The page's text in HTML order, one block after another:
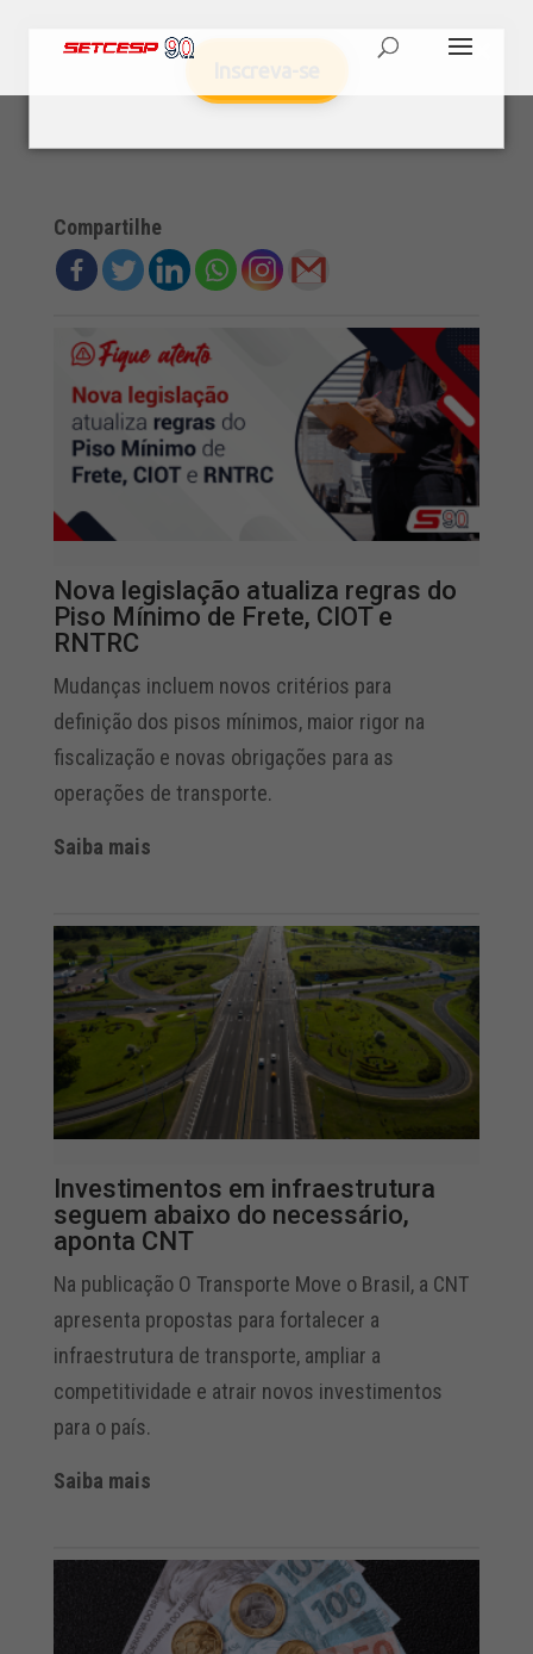
Compartilhe
Nova legislação atualiza regras do
Piso Mínimo de Frete, CIOT e
RNTRC
Mudanças incluem novos critérios para
definição dos pisos mínimos, maior rigor na
fiscalização e novas obrigações para as
operações de transporte.
Saiba mais
Investimentos em infraestrutura
seguem abaixo do necessário,
aponta CNT
Na publicação O Transporte Move o Brasil, a CNT
apresenta propostas para fortalecer a
infraestrutura de transporte, ampliar a
competitividade e atrair novos investimentos
para o país.
Saiba mais